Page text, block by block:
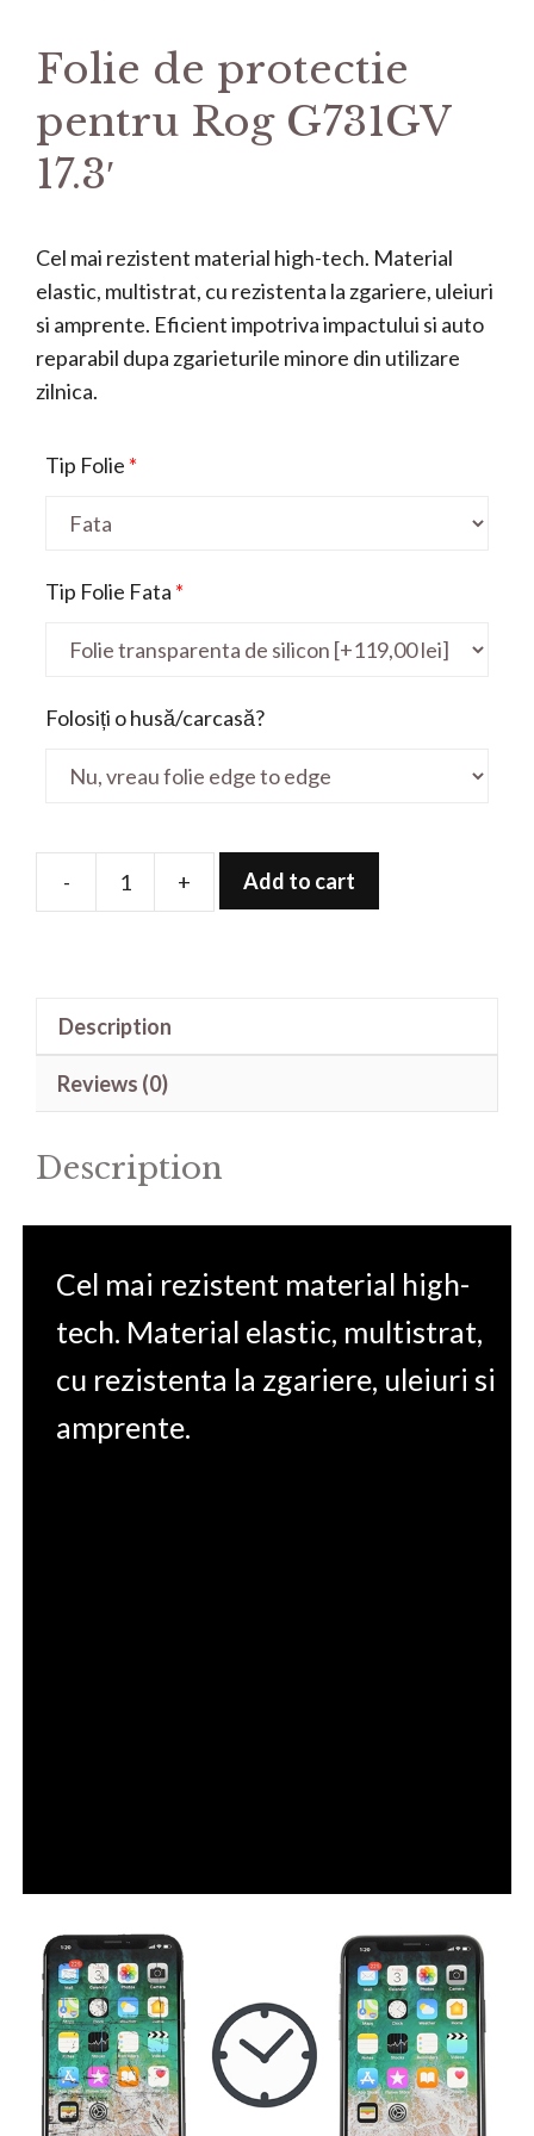
Folie de protectie
pentru Rog G731GV
17.3′
Cel mai rezistent material high-tech. Material
elastic, multistrat, cu rezistenta la zgariere, uleiuri
si amprente. Eficient impotriva impactului si auto
reparabil dupa zgarieturile minore din utilizare
zilnica.
Tip Folie *
Tip Folie Fata *
Folosiți o husă/carcasă?
-
Folie
+ Add to cart
Description
Reviews (0)
Description
Cel mai rezistent material high-
tech. Material elastic, multistrat,
cu rezistenta la zgariere, uleiuri si
amprente.